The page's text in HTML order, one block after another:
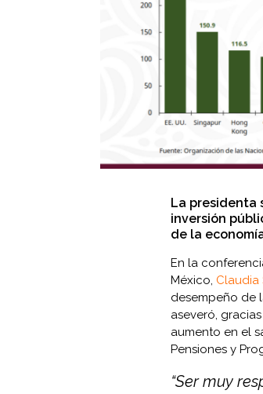
La presidenta
inversión
de la
En la
México, Claudia
desempeño de
aseveró,
aumento en el
Pensiones y
“Ser muy